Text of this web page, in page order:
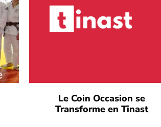
Le Coin Occasion se
Transforme en Tinast